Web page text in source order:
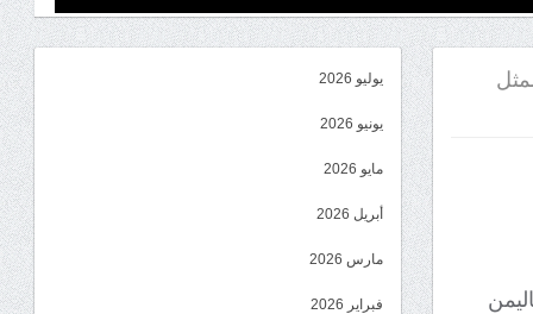
يوليو 2026
يونيو 2026
مايو 2026
أبريل 2026
مارس 2026
فبراير 2026